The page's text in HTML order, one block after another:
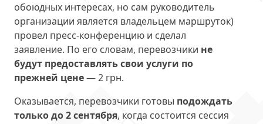
обоюдных интересах, но сам руководитель
организации является владельцем маршруток)
провел пресс-конференцию и сделал
заявление. По его словам, перевозчики не
будут предоставлять свои услуги по
прежней цене— 2 грн.
Оказывается, перевозчики готовы подождать
только до 2 сентября, когда состоится сессия